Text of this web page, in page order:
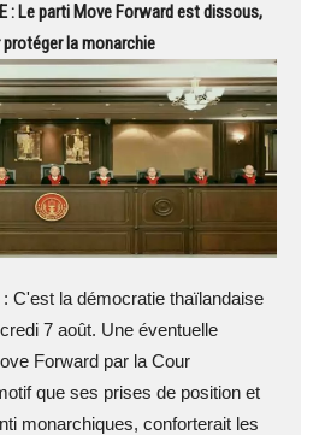
: Le parti Move Forward est dissous,
la monarchie
C'est la démocratie thaïlandaise
7 août. Une éventuelle
Forward par la Cour
que ses prises de position et
monarchiques, conforterait les